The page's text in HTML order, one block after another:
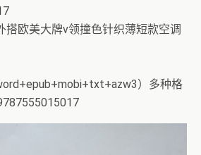
搭欧美大牌v领撞色针织薄短款空调
）多种格